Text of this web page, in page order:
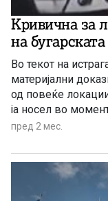
Кривична за
на
Во текот на
материјални
од повеќе
ја носел во
пред 2 мес.